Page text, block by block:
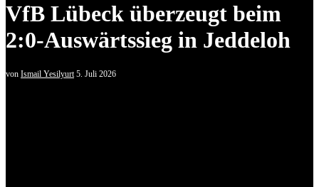
VfB Lübeck überzeugt beim
2:0-Auswärtssieg in Jeddeloh
von Ismail Yesilyurt 5. Juli 2026